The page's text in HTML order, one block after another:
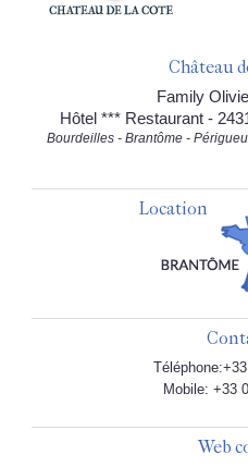
Château
Family
Hôtel *** Restaurant -
Bourdeilles - Brantôme -
Location
Mobile: +33
Web